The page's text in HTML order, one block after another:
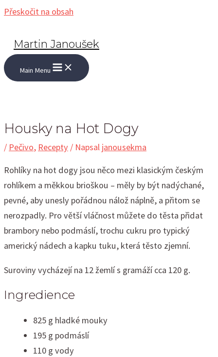
Přeskočit na obsah
Martin Janoušek
Main Menu
Housky na Hot Dogy
/ Pečivo, Recepty / Napsal janousekma
Rohlíky na hot dogy jsou něco mezi klasickým českým
rohlíkem a měkkou brioškou – měly by být nadýchané,
pevné, aby unesly pořádnou nálož náplně, a přitom se
nerozpadly. Pro větší vláčnost můžete do těsta přidat
brambory nebo podmáslí, trochu cukru pro typický
americký nádech a kapku tuku, která těsto zjemní.
Suroviny vycházejí na 12 žemlí s gramáží cca 120 g.
Ingredience
825 g hladké mouky
195 g podmáslí
110 g vody